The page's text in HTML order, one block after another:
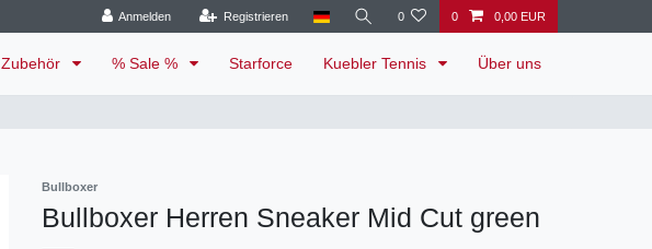
Anmelden Registrieren 0 0 0,00 EUR
Zubehör % Sale % Starforce Kuebler Tennis Über uns
Bullboxer
Bullboxer Herren Sneaker Mid Cut green